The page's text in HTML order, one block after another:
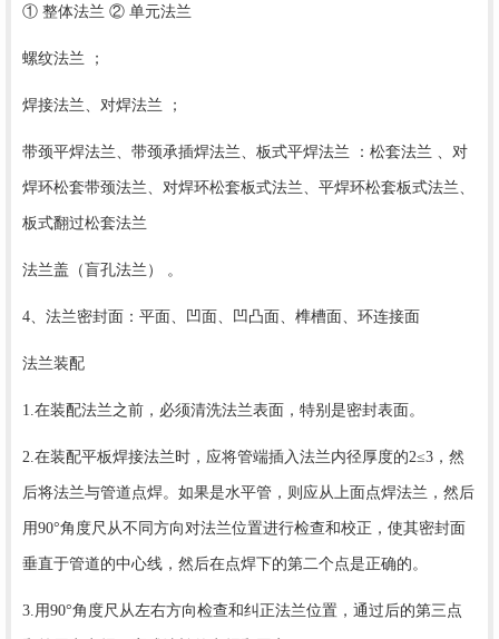
① 整体法兰 ② 单元法兰
螺纹法兰 ；
焊接法兰、对焊法兰 ；
带颈平焊法兰、带颈承插焊法兰、板式平焊法兰 ：松套法兰 、对
焊环松套带颈法兰、对焊环松套板式法兰、平焊环松套板式法兰、
板式翻过松套法兰
法兰盖（盲孔法兰） 。
4、法兰密封面：平面、凹面、凹凸面、榫槽面、环连接面
法兰装配
1.在装配法兰之前，必须清洗法兰表面，特别是密封表面。
2.在装配平板焊接法兰时，应将管端插入法兰内径厚度的2≤3，然
后将法兰与管道点焊。如果是水平管，则应从上面点焊法兰，然后
用90°角度尺从不同方向对法兰位置进行检查和校正，使其密封面
垂直于管道的中心线，然后在点焊下的第二个点是正确的。
3.用90°角度尺从左右方向检查和纠正法兰位置，通过后的第三点